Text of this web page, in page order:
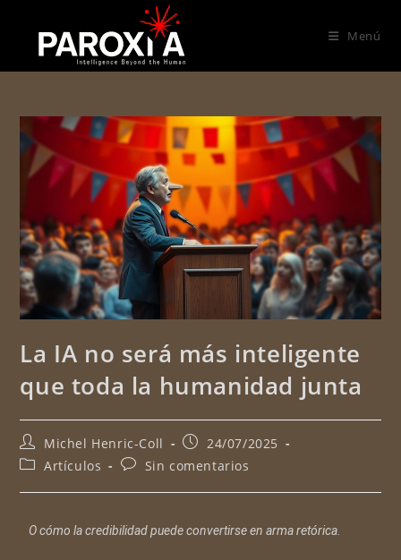
Menú
La IA no será más inteligente
que toda la humanidad junta
Michel Henric-Coll
24/07/2025
Artículos
Sin comentarios
O cómo la credibilidad puede convertirse en arma retórica.